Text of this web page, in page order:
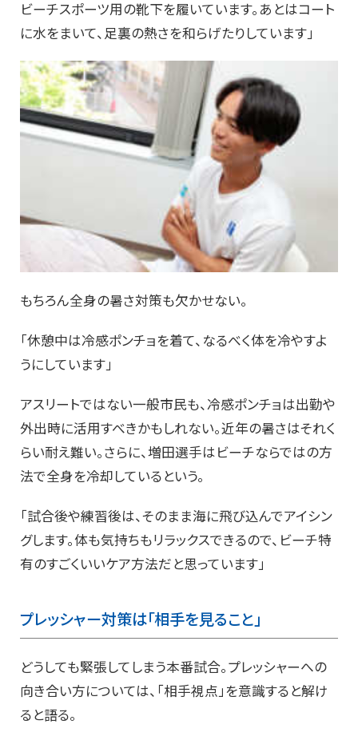
ビーチスポーツ用の靴下を履いています。あとはコート
に水をまいて、足裏の熱さを和らげたりしています」
もちろん全身の暑さ対策も欠かせない。
「休憩中は冷感ポンチョを着て、なるべく体を冷やすよ
うにしています」
アスリートではない一般市民も、冷感ポンチョは出勤や
外出時に活用すべきかもしれない。近年の暑さはそれく
らい耐え難い。さらに、増田選手はビーチならではの方
法で全身を冷却しているという。
「試合後や練習後は、そのまま海に飛び込んでアイシン
グします。体も気持ちもリラックスできるので、ビーチ特
有のすごくいいケア方法だと思っています」
プレッシャー対策は「相手を見ること」
どうしても緊張してしまう本番試合。プレッシャーへの
向き合い方については、「相手視点」を意識すると解け
ると語る。